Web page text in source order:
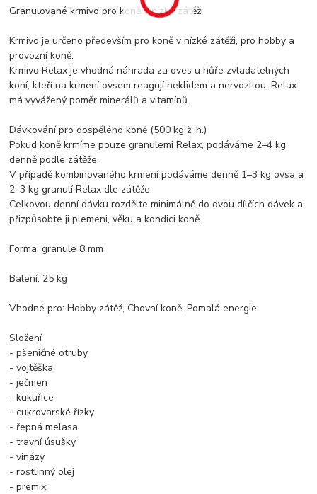
Granulované krmivo pro koně v nízké zátěži
Krmivo je určeno především pro koně v nízké zátěži, pro hobby a
provozní koně.
Krmivo Relax je vhodná náhrada za oves u hůře zvladatelných
koní, kteří na krmení ovsem reagují neklidem a nervozitou. Relax
má vyvážený poměr minerálů a vitamínů.
Dávkování pro dospělého koně (500 kg ž. h.)
Pokud koně krmíme pouze granulemi Relax, podáváme 2–4 kg
denně podle zátěže.
V případě kombinovaného krmení podáváme denně 1–3 kg ovsa a
2–3 kg granulí Relax dle zátěže.
Celkovou denní dávku rozdělte minimálně do dvou dílčích dávek a
přizpůsobte ji plemeni, věku a kondici koně.
Forma: granule 8 mm
Balení: 25 kg
Vhodné pro: Hobby zátěž, Chovní koně, Pomalá energie
Složení
- pšeničné otruby
- vojtěška
- ječmen
- kukuřice
- cukrovarské řízky
- řepná melasa
- travní úsušky
- vinázy
- rostlinný olej
- premix